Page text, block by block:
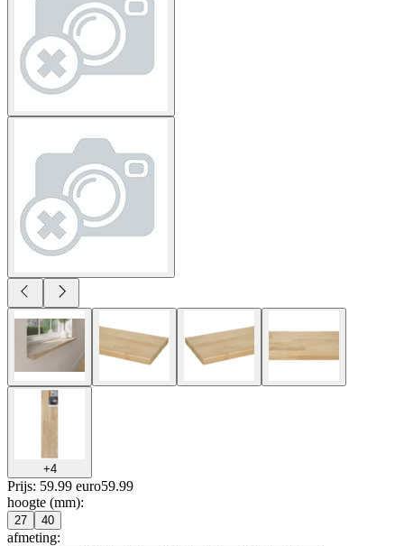
+4
Prijs: 59.99 euro59.99
hoogte (mm):
27 40
afmeting: